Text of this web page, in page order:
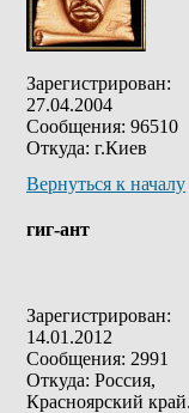
Зарегистрирован:
27.04.2004
Сообщения: 96510
Откуда: г.Киев
Вернуться к началу
гиг-ант
Зарегистрирован:
14.01.2012
Сообщения: 2991
Откуда: Россия,
Красноярский край.